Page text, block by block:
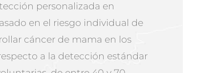
personalizada en
en el riesgo individual de
cáncer de mama en los
a la detección estándar